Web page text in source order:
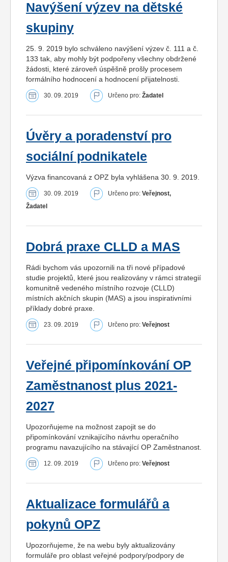
Navýšení výzev na dětské
skupiny
25. 9. 2019 bylo schváleno navýšení výzev č. 111 a č.
133 tak, aby mohly být podpořeny všechny obdržené
žádosti, které zároveň úspěšně prošly procesem
formálního hodnocení a hodnocení přijatelnosti.
30. 09. 2019 Určeno pro: Žadatel
Úvěry a poradenství pro
sociální podnikatele
Výzva financovaná z OPZ byla vyhlášena 30. 9. 2019.
30. 09. 2019 Určeno pro: Veřejnost,
Žadatel
Dobrá praxe CLLD a MAS
Rádi bychom vás upozornili na tři nové případové
studie projektů, které jsou realizovány v rámci strategií
komunitně vedeného místního rozvoje (CLLD)
místních akčních skupin (MAS) a jsou inspirativními
příklady dobré praxe.
23. 09. 2019 Určeno pro: Veřejnost
Veřejné připomínkování OP
Zaměstnanost plus 2021-
2027
Upozorňujeme na možnost zapojit se do
připomínkování vznikajícího návrhu operačního
programu navazujícího na stávající OP Zaměstnanost.
12. 09. 2019 Určeno pro: Veřejnost
Aktualizace formulářů a
pokynů OPZ
Upozorňujeme, že na webu byly aktualizovány
formuláře pro oblast veřejné podpory/podpory de